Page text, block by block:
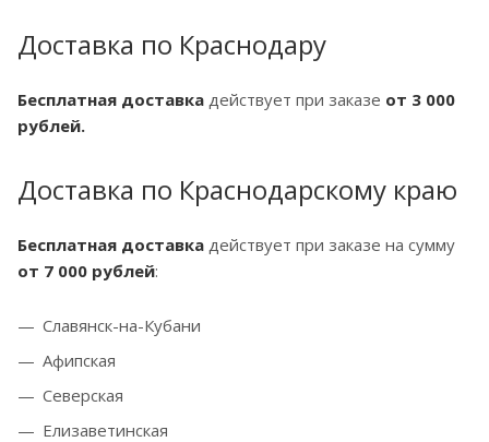
Доставка по Краснодару
Бесплатная доставка действует при заказе от 3 000
рублей.
Доставка по Краснодарскому краю
Бесплатная доставка действует при заказе на сумму
от 7 000 рублей:
Славянск-на-Кубани
Афипская
Северская
Елизаветинская